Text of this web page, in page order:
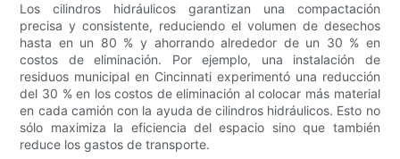
Los cilindros hidráulicos garantizan una compactación
precisa y consistente, reduciendo el volumen de desechos
hasta en un 80 % y ahorrando alrededor de un 30 % en
costos de eliminación. Por ejemplo, una instalación de
residuos municipal en Cincinnati experimentó una reducción
del 30 % en los costos de eliminación al colocar más material
en cada camión con la ayuda de cilindros hidráulicos. Esto no
sólo maximiza la eficiencia del espacio sino que también
reduce los gastos de transporte.